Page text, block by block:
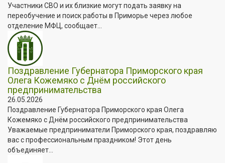
Участники СВО и их близкие могут подать заявку на
переобучение и поиск работы в Приморье через любое
отделение МФЦ, сообщает...
Поздравление Губернатора Приморского края
Олега Кожемяко с Днём российского
предпринимательства
26.05.2026
Поздравление Губернатора Приморского края Олега
Кожемяко с Днём российского предпринимательства
Уважаемые предприниматели Приморского края, поздравляю
вас с профессиональным праздником! Этот день
объединяет...